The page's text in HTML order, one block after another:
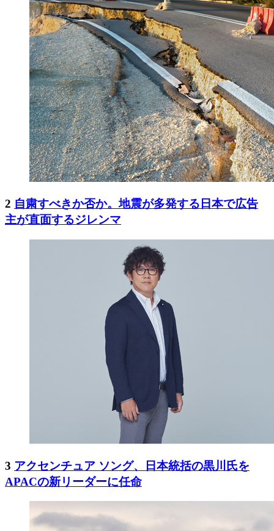
2 自粛すべきか否か。地震が多発する日本で広告
主が直面するジレンマ
3 アクセンチュア ソング、日本統括の黒川氏を
APACの新リーダーに任命